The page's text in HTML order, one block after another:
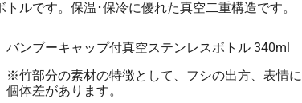
ルです。保温･保冷に優れた真空二重構造です。
バンブーキャップ付真空ステンレスボトル 340ml
※竹部分の素材の特徴として、フシの出方、表情に
個体差があります。